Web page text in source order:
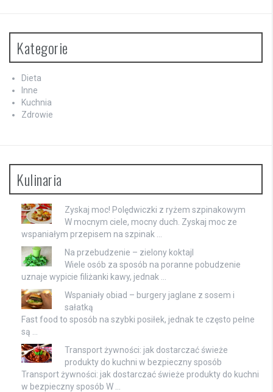
Kategorie
Dieta
Inne
Kuchnia
Zdrowie
Kulinaria
Zyskaj moc! Polędwiczki z ryżem szpinakowym
W mocnym ciele, mocny duch. Zyskaj moc ze
wspaniałym przepisem na szpinak …
Na przebudzenie – zielony koktajl
Wiele osób za sposób na poranne pobudzenie
uznaje wypicie filiżanki kawy, jednak …
Wspaniały obiad – burgery jaglane z sosem i
sałatką
Fast food to sposób na szybki posiłek, jednak te często pełne
są …
Transport żywności: jak dostarczać świeże
produkty do kuchni w bezpieczny sposób
Transport żywności: jak dostarczać świeże produkty do kuchni
w bezpieczny sposób W …